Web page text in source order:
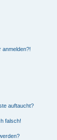
anmelden?!
auftaucht?
falsch!